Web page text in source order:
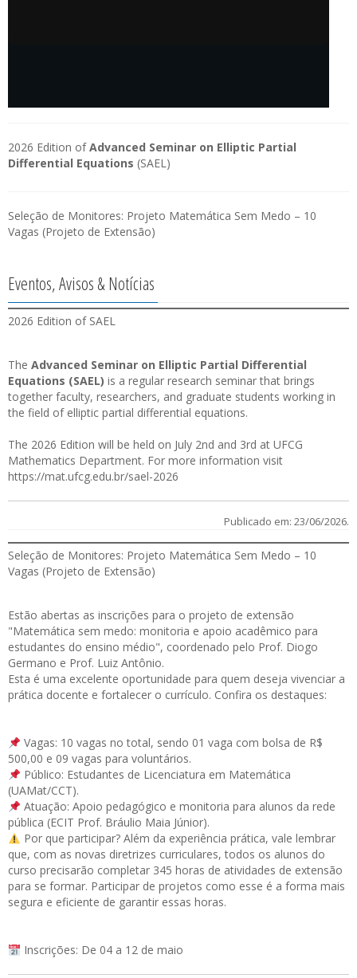
2026 Edition ofAdvanced Seminar on Elliptic Partial
Differential Equations (SAEL)
Seleção de Monitores: Projeto Matemática Sem Medo – 10
Vagas (Projeto de Extensão)
Eventos, Avisos & Notícias
2026 Edition of SAEL
The Advanced Seminar on Elliptic Partial Differential
Equations (SAEL) is a regular research seminar that brings
together faculty, researchers, and graduate students working in
the field of elliptic partial differential equations.
The 2026 Edition will be held on July 2nd and 3rd at UFCG
Mathematics Department. For more information visit
https://mat.ufcg.edu.br/sael-2026
Publicado em: 23/06/2026.
Seleção de Monitores: Projeto Matemática Sem Medo – 10
Vagas (Projeto de Extensão)
Estão abertas as inscrições para o projeto de extensão
"Matemática sem medo: monitoria e apoio acadêmico para
estudantes do ensino médio", coordenado pelo Prof. Diogo
Germano e Prof. Luiz Antônio.
Esta é uma excelente oportunidade para quem deseja vivenciar a
prática docente e fortalecer o currículo. Confira os destaques:
Vagas: 10 vagas no total, sendo 01 vaga com bolsa de R$
500,00 e 09 vagas para voluntários.
Público: Estudantes de Licenciatura em Matemática
(UAMat/CCT).
Atuação: Apoio pedagógico e monitoria para alunos da rede
pública (ECIT Prof. Bráulio Maia Júnior).
Por que participar? Além da experiência prática, vale lembrar
que, com as novas diretrizes curriculares, todos os alunos do
curso precisarão completar 345 horas de atividades de extensão
para se formar. Participar de projetos como esse é a forma mais
segura e eficiente de garantir essas horas.
Inscrições: De 04 a 12 de maio